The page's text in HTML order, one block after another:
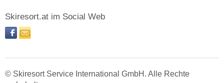
Skiresort.at im Social Web
facebooknewsletter
© Skiresort Service International GmbH. Alle Rechte